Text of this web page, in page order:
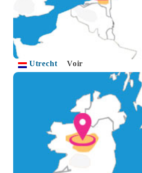
Utrecht Voir